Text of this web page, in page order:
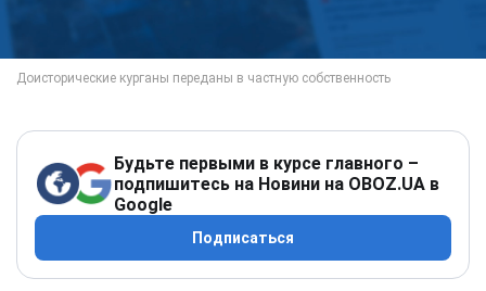
Будьте первыми в курсе главного –
подпишитесь на Новини на OBOZ.UA в
Google
Подписаться